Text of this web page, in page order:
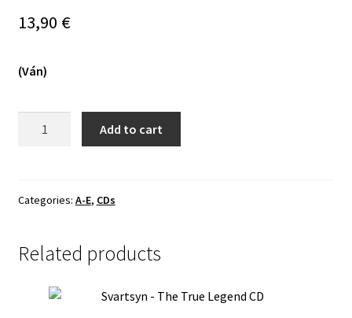
Others
13,90 €
(Ván)
Úr
MCD
Add to cart
Categories: A-E, CDs
Related products